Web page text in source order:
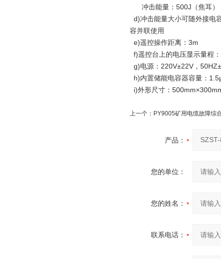
冲击能量：500J（焦耳）
d)冲击能量大小可随外接电
容并联使用
e)遥控操作距离：3m
f)遥控台上的电压显示量程
g)电源：220V±22V，
h)内置储能电容器容量：
i)外形尺寸：
上一个： PY9005矿用电缆故障综
产品：
您的单位：
您的姓名：
联系电话：